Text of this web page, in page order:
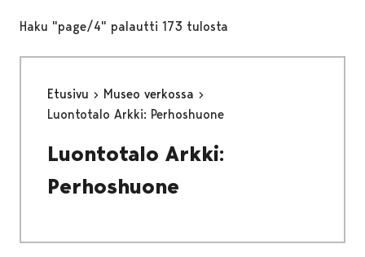
Haku "page/4" palautti 173 tulosta
Etusivu
Museo verkossa
Luontotalo Arkki: Perhoshuone
Luontotalo Arkki:
Perhoshuone